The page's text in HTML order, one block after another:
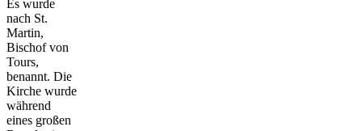
Es wurde
nach St.
Martin,
Bischof von
Tours,
benannt. Die
Kirche wurde
während
eines großen